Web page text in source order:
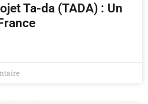
Ta-da (TADA) : Un